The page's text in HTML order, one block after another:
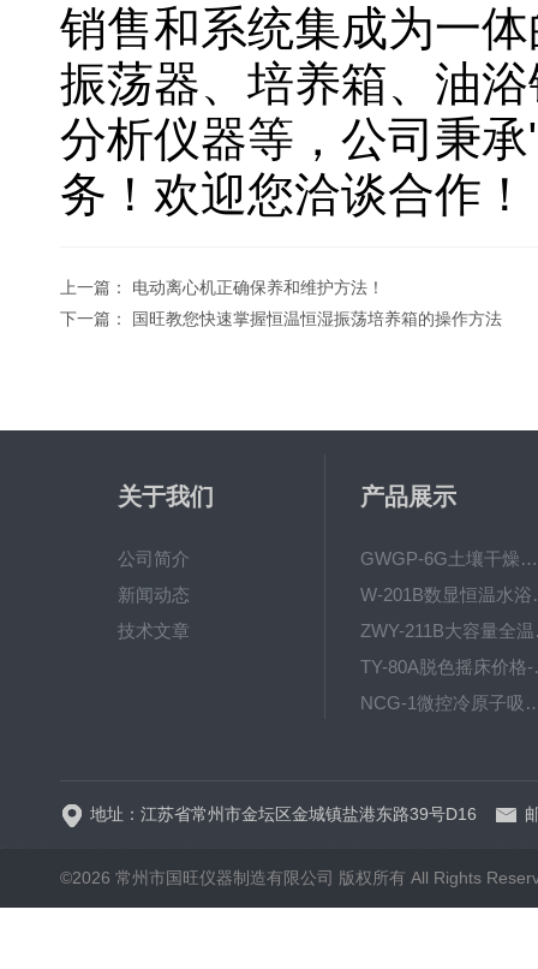
销售和系统集成为一
振荡器、培养箱、油
分析仪器等，公司秉
务！欢迎您洽谈合作！
上一篇： 电动离心机正确保养和维护方法！
下一篇：
国旺教您快速掌握恒温恒湿振荡培养箱的操作方法
关于我们
公司简介
新闻动态
技术文章
产品展示
GWGP-6G土壤干燥柜-干燥箱/干燥机
W-
TY-
NCG-1微控冷
地址：江苏省常州市金坛区金城镇盐港东路39号D16
©2026 常州市国旺仪器制造有限公司 版权所有 All Rights